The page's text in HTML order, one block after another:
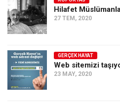
Ekonomi
Spor
Sağlık
Gıda-Beslenme
Hilafet
27 TEM, 2020
GERÇEK HAYAT
Web sitemizi
23 MAY, 2020